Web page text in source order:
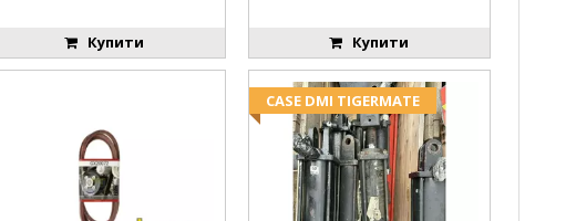
Купити Купити
CASE DMI TIGERMATE